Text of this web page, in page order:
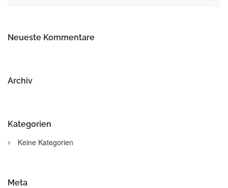
Neueste Kommentare
Archiv
Kategorien
Keine Kategorien
Meta